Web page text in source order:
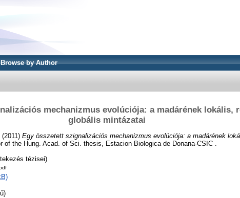
Browse by Author
mechanizmus evolúciója: a madárének lokális,
globális mintázatai
(2011) Egy összetett szignalizációs mechanizmus evolúciója: a madárének
of the Hung. Acad. of Sci. thesis, Estacion Biologica de Donana-CSIC .
tézisei)